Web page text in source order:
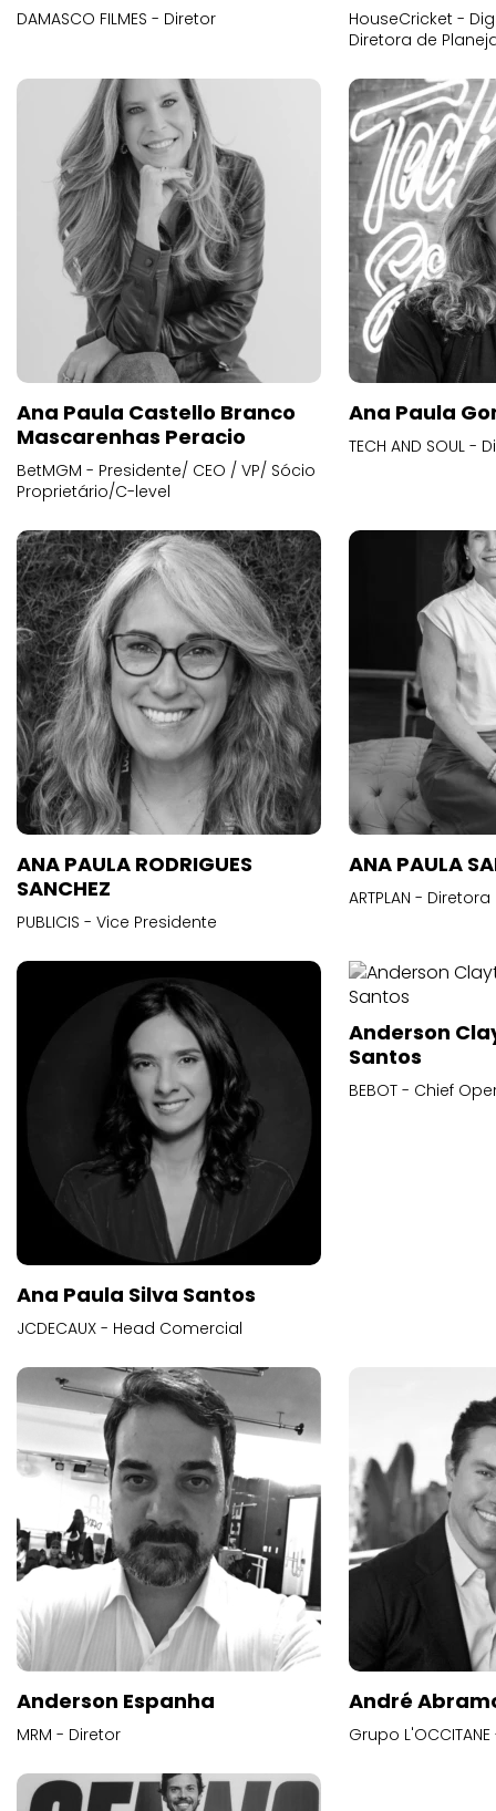
DAMASCO FILMES - Diretor
HouseCricket -
Diretora de
Ana Paula Castello Branco
Mascarenhas Peracio
BetMGM - Presidente/ CEO / VP/ Sócio
Proprietário/C-level
Ana Paula
TECH AND SOUL
ANA PAULA RODRIGUES
SANCHEZ
PUBLICIS - Vice Presidente
ANA PAULA
ARTPLAN -
Ana Paula Silva Santos
JCDECAUX - Head Comercial
Anderson
Santos
BEBOT - Chief
Anderson Espanha
MRM - Diretor
André
Grupo